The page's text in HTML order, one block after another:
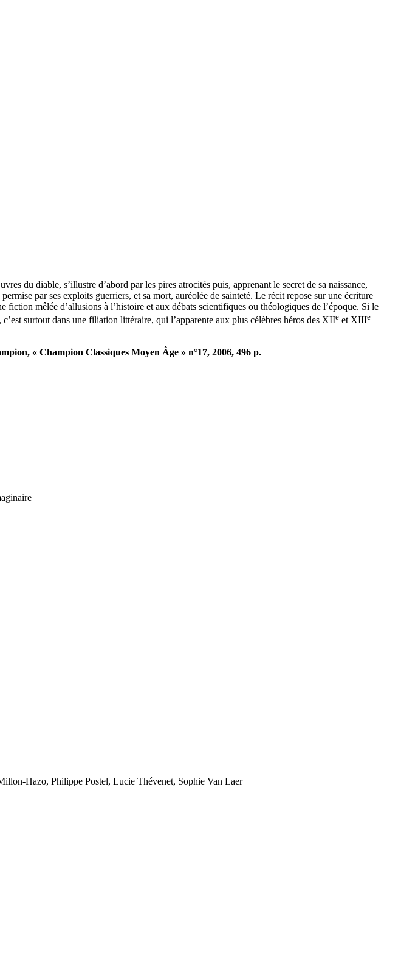
du diable, s’illustre d’abord par les pires atrocités puis, apprenant le secret de sa naissance,
par ses exploits guerriers, et sa mort, auréolée de sainteté. Le récit repose sur une écriture
mêlée d’allusions à l’histoire et aux débats scientifiques ou théologiques de l’époque. Si le
surtout dans une filiation littéraire, qui l’apparente aux plus célèbres héros des XIIe et XIIIe
« Champion Classiques Moyen Âge » n°17, 2006, 496 p.
Hazo, Philippe Postel, Lucie Thévenet, Sophie Van Laer